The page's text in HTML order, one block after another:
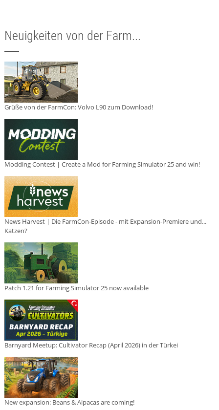
Neuigkeiten von der Farm...
Grüße von der FarmCon: Volvo L90 zum Download!
Modding Contest | Create a Mod for Farming Simulator 25 and win!
News Harvest | Die FarmCon-Episode - mit Expansion-Premiere und...
Katzen?
Patch 1.21 for Farming Simulator 25 now available
Barnyard Meetup: Cultivator Recap (April 2026) in der Türkei
New expansion: Beans & Alpacas are coming!